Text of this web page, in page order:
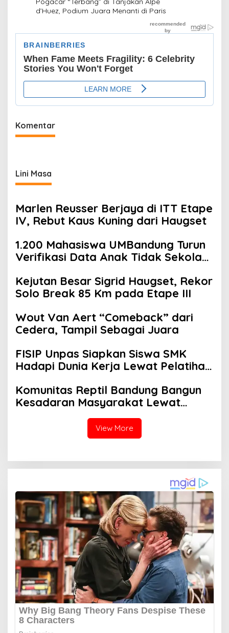
d’Huez, Podium Juara Menanti di Paris
Komentar
Lini Masa
Marlen Reusser Berjaya di ITT Etape
IV, Rebut Kaus Kuning dari Haugset
1.200 Mahasiswa UMBandung Turun
Verifikasi Data Anak Tidak Sekolah,
Jawa Barat Menyelamatkan
Generasi
Kejutan Besar Sigrid Haugset, Rekor
Solo Break 85 Km pada Etape III
Wout Van Aert “Comeback” dari
Cedera, Tampil Sebagai Juara
FISIP Unpas Siapkan Siswa SMK
Hadapi Dunia Kerja Lewat Pelatihan
Play
Komunitas Reptil Bandung Bangun
Kesadaran Masyarakat Lewat
View More